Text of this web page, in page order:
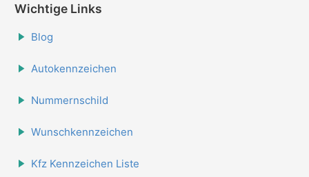
Wichtige Links
Blog
Autokennzeichen
Nummernschild
Wunschkennzeichen
Kfz Kennzeichen Liste